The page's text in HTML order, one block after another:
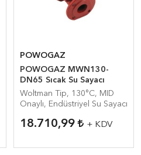
POWOGAZ
POWOGAZ MWN130-
DN65 Sıcak Su Sayacı
Woltman Tip, 130°C, MID
Onaylı, Endüstriyel Su Sayacı
18.710,99 + KDV